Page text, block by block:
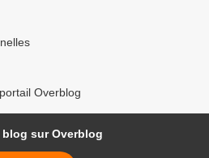
Overblog
blog sur Overblog